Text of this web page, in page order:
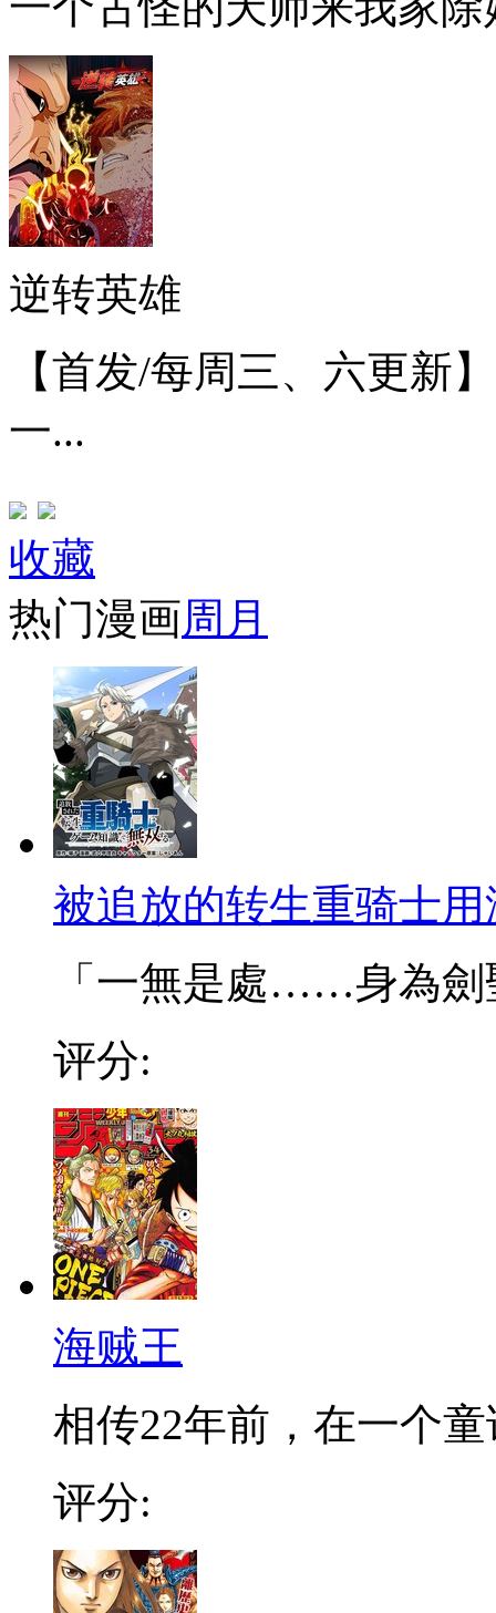
逆转英雄
【首发/每周三、六更新
一...
收藏
热门漫画周 月
被追放的转生重骑士
「一無是處……身為劍
评分:
海贼王
相传22年前，在一个
评分: